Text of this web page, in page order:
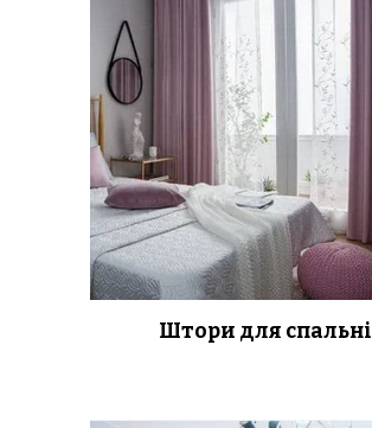
Штори для спальні